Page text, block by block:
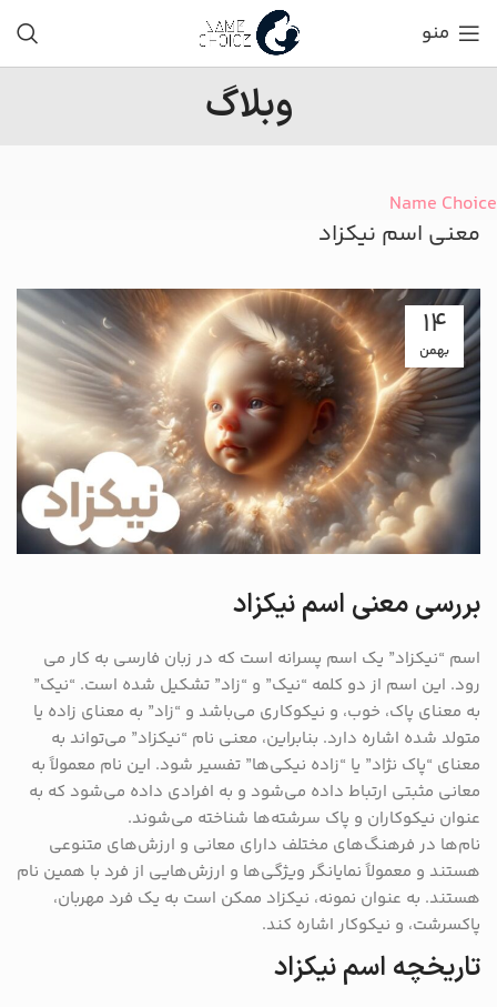
منو
وبلاگ
Name Choice
معنی اسم نیکزاد
14
بهمن
بررسی معنی اسم نیکزاد
اسم “نیکزاد” یک اسم پسرانه است که در زبان فارسی به کار می
‌رود. این اسم از دو کلمه “نیک” و “زاد” تشکیل شده است. “نیک”
به معنای پاک، خوب، و نیکوکاری می‌باشد و “زاد” به معنای زاده یا
متولد شده اشاره دارد. بنابراین، معنی نام “نیکزاد” می‌تواند به
معنای “پاک نژاد” یا “زاده نیکی‌ها” تفسیر شود. این نام معمولاً به
معانی مثبتی ارتباط داده می‌شود و به افرادی داده می‌شود که به
عنوان نیکوکاران و پاک سرشته‌ها شناخته می‌شوند.
نام‌ها در فرهنگ‌های مختلف دارای معانی و ارزش‌های متنوعی
هستند و معمولاً نمایانگر ویژگی‌ها و ارزش‌هایی از فرد با همین نام
هستند. به عنوان نمونه، نیکزاد ممکن است به یک فرد مهربان،
پاکسرشت، و نیکوکار اشاره کند.
تاریخچه اسم نیکزاد